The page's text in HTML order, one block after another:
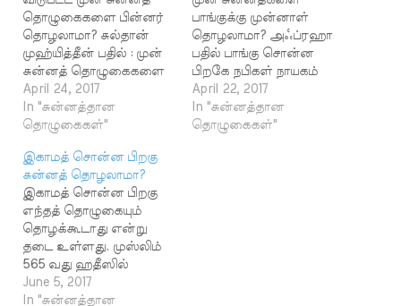
தொழுகைகளை பின்னர்
தொழலாமா? சுல்தான்
முஹ்யித்தீன் பதில் : முன்
சுன்னத் தொழுகைகளை
அதற்குரிய நேரத்தில்
தொழத் தவறினால்
கடமையான
பிறகு நிறைவேற்றலாம்.
நபிகள் நாயகம் (ஸல்)
அவர்கள் காலத்தில் ஒரு
நபித்தோழர் ஃபஜ்ருடைய
முன் சுன்னத் இரண்டு
ரக்அத்தை ஃபஜ்ர்
தொழுகையை
நிறைவேற்றிய பின்
April 24, 2017
In "சுன்னத்தான
தொழுகைகள்"
பாங்குக்கு முன்னாள்
தொழலாமா? அஃப்ரஹா
பதில் பாங்கு சொன்ன
பிறகே நபிகள் நாயகம்
(ஸல்) அவர்கள் முன்
சுன்னத் தொழுதுள்ளனர்
என்பதற்கு ஹதீஸ்களில்
April 22, 2017
In "சுன்னத்தான
தொழுகைகள்"
இகாமத் சொன்ன பிறகு
சுன்னத் தொழலாமா?
இகாமத் சொன்ன பிறகு
எந்தத் தொழுகையும்
தொழக்கூடாது என்று
தடை உள்ளது. முஸ்லிம்
565 வது ஹதீஸில்
இகாமத் சொல்லப்பட்ட
போது நபிகள் நாயகம்
June 5, 2017
In "சுன்னத்தான